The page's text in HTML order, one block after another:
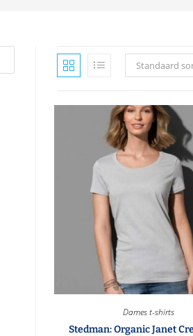
Standaard
Dames t-shirts
Stedman: Organic Janet